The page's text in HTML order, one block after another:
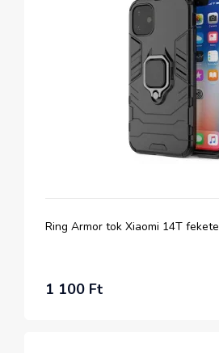
Ring Armor tok Xiaomi 14T fekete
1 100 Ft